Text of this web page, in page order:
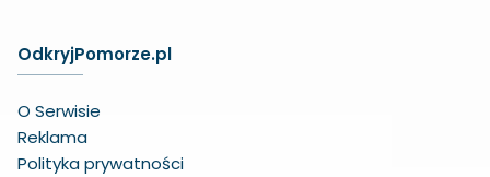
OdkryjPomorze.pl
O Serwisie
Reklama
Polityka prywatności